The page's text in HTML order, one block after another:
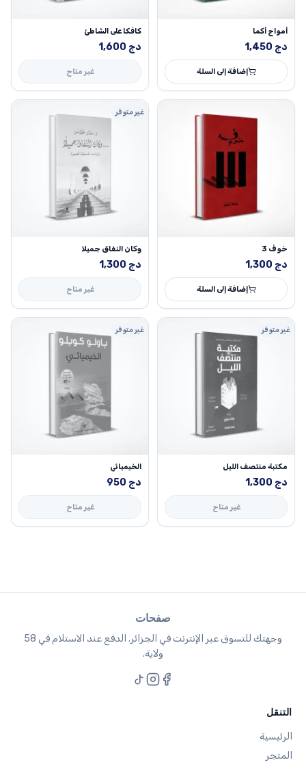
أمواج أكما
1,450 دج
إضافة إلى السلة
كافكا على الشاطئ
1,600 دج
غير متاح
خوف 3
1,300 دج
إضافة إلى السلة
غير متوفر
وكان النفاق جميلا
1,300 دج
غير متاح
غير متوفر
مكتبة منتصف الليل
1,300 دج
غير متاح
غير متوفر
الخيميائي
950 دج
غير متاح
صفحات
وجهتك للتسوق عبر الإنترنت في الجزائر. الدفع عند الاستلام في 58
ولاية.
التنقل
الرئيسية
المتجر